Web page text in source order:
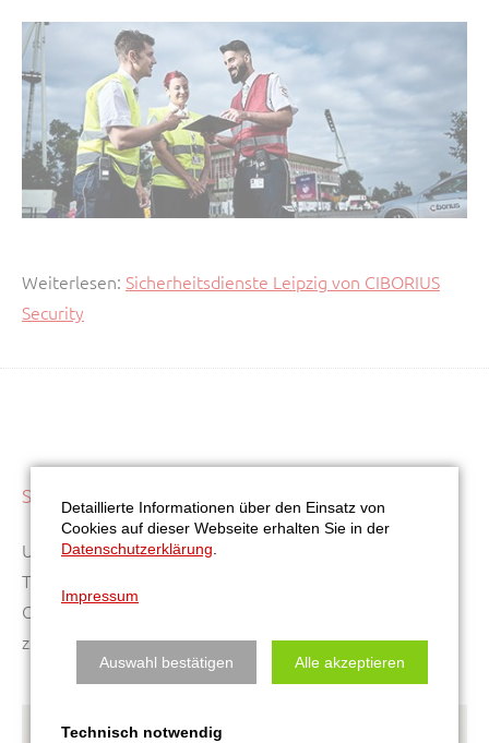
Weiterlesen: Sicherheitsdienste Leipzig von CIBORIUS
Security
SERVICEDIENSTE
Unsere Leistungsübersicht: Postservice und
Telefondienste, Personal-Service, Messe-Service und
Chauffeurdienste: CIBORIUS – für Sie kompetent und
zuverlässig.
Detaillierte Informationen über den Einsatz von
Cookies auf dieser Webseite erhalten Sie in der
Datenschutzerklärung
Impressum
Auswahl bestätigen Alle akzeptieren
Technisch notwendig